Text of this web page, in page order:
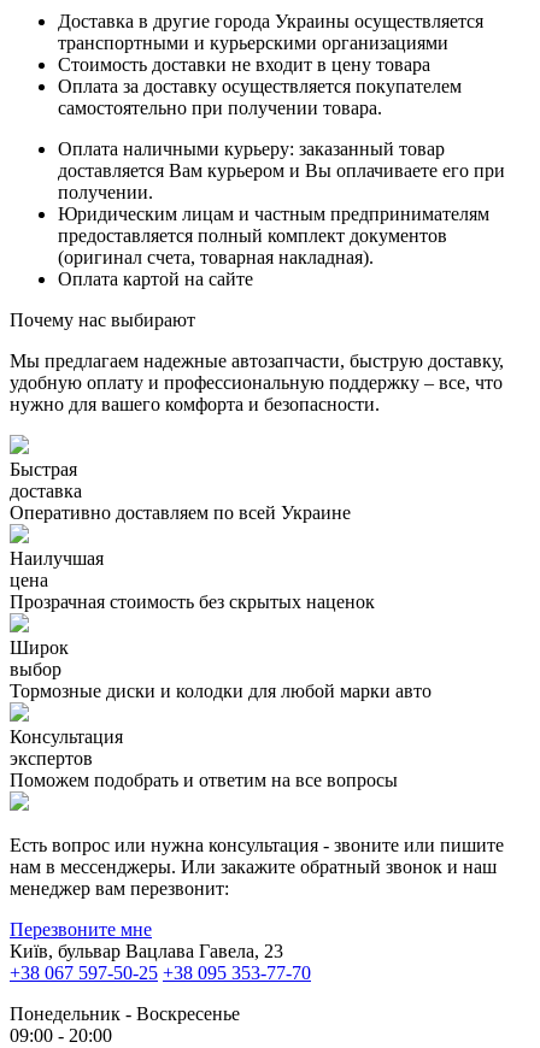
Доставка в другие города Украины осуществляется
транспортными и курьерскими организациями
Стоимость доставки не входит в цену товара
Оплата за доставку осуществляется покупателем
самостоятельно при получении товара.
Оплата наличными курьеру: заказанный товар
доставляется Вам курьером и Вы оплачиваете его при
получении.
Юридическим лицам и частным предпринимателям
предоставляется полный комплект документов
(оригинал счета, товарная накладная).
Оплата картой на сайте
Почему нас выбирают
Мы предлагаем надежные автозапчасти, быструю доставку,
удобную оплату и профессиональную поддержку – все, что
нужно для вашего комфорта и безопасности.
Быстрая
доставка
Оперативно доставляем по всей Украине
Наилучшая
цена
Прозрачная стоимость без скрытых наценок
Широк
выбор
Тормозные диски и колодки для любой марки авто
Консультация
экспертов
Поможем подобрать и ответим на все вопросы
Есть вопрос или нужна консультация - звоните или пишите
нам в мессенджеры. Или закажите обратный звонок и наш
менеджер вам перезвонит:
Перезвоните мне
Київ, бульвар Вацлава Гавела, 23
+38 067 597-50-25 +38 095 353-77-70
Понедельник - Воскресенье
09:00 - 20:00